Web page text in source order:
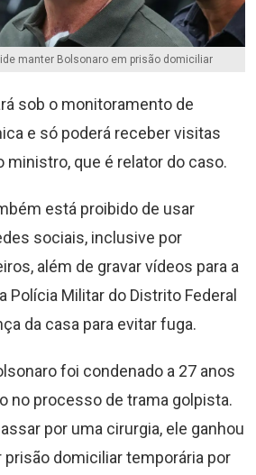
manter Bolsonaro em prisão domiciliar
sob o monitoramento de
e só poderá receber visitas
ministro, que é relator do caso.
está proibido de usar
sociais, inclusive por
além de gravar vídeos para a
Polícia Militar do Distrito Federal
da casa para evitar fuga.
foi condenado a 27 anos
no processo de trama golpista.
por uma cirurgia, ele ganhou
domiciliar temporária por